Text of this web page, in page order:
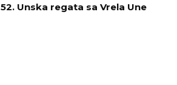
52. Unska regata sa Vrela Une